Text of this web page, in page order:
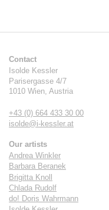
Contact
Isolde Kessler
Parisergasse 4/7
1010 Wien, Austria
+43 (0) 664 433 30 00
isolde@i-kessler.at
Our artists
Andrea Winkler
Barbara Beranek
Brigitta Knoll
Chlada Rudolf
do! Doris Wahrmann